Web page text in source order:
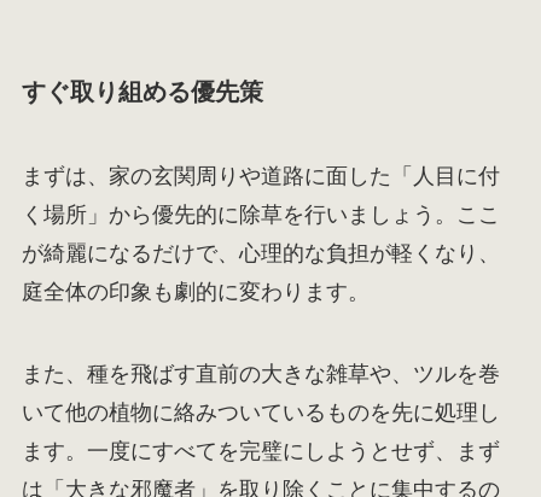
すぐ取り組める優先策
まずは、家の玄関周りや道路に面した「人目に付
く場所」から優先的に除草を行いましょう。ここ
が綺麗になるだけで、心理的な負担が軽くなり、
庭全体の印象も劇的に変わります。
また、種を飛ばす直前の大きな雑草や、ツルを巻
いて他の植物に絡みついているものを先に処理し
ます。一度にすべてを完璧にしようとせず、まず
は「大きな邪魔者」を取り除くことに集中するの